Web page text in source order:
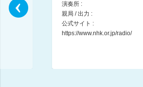
気象情報・交通情報（関東甲信越）
演奏所 :
親局 / 出力 :
公式サイト :
https://www.nhk.or.jp/radio/